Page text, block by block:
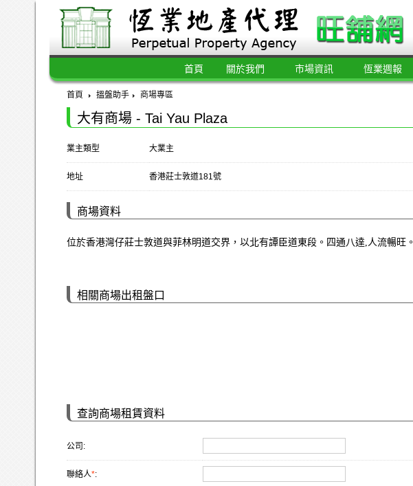
首頁 關於我們 市場資訊 恆業週報
首頁 搵盤助手 商場專區
大有商場 - Tai Yau Plaza
業主類型 大業主
地址 香港莊士敦道181號
商場資料
位於香港灣仔莊士敦道與菲林明道交界，以北有譚臣道東段。四通八達,人流暢旺。
相關商場出租盤口
查詢商場租賃資料
公司:
聯絡人*: